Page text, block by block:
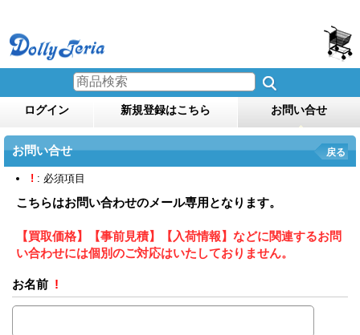
ログイン 新規登録はこちら お問い合せ
お問い合せ 戻る
! : 必須項目
こちらはお問い合わせのメール専用となります。
【買取価格】【事前見積】【入荷情報】などに関連するお問
い合わせには個別のご対応はいたしておりません。
お名前 !